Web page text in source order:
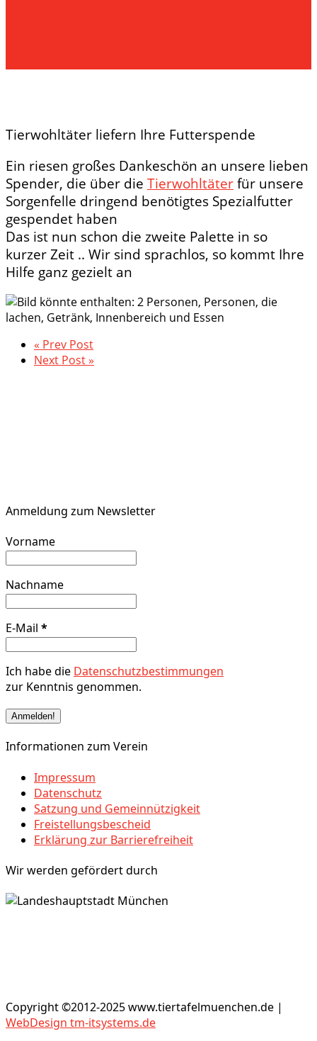
Tierwohltäter liefern Ihre Futterspende
Ein riesen großes Dankeschön an unsere lieben
Spender, die über die Tierwohltäter für unsere
Sorgenfelle dringend benötigtes Spezialfutter
gespendet haben
Das ist nun schon die zweite Palette in so
kurzer Zeit .. Wir sind sprachlos, so kommt Ihre
Hilfe ganz gezielt an
« Prev Post
Next Post »
Anmeldung zum Newsletter
Vorname
Nachname
E-Mail *
Ich habe die Datenschutzbestimmungen
zur Kenntnis genommen.
Informationen zum Verein
Impressum
Datenschutz
Satzung und Gemeinnützigkeit
Freistellungsbescheid
Erklärung zur Barrierefreiheit
Wir werden gefördert durch
Copyright ©2012-2025 www.tiertafelmuenchen.de |
WebDesign tm-itsystems.de